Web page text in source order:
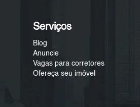
Serviços
Blog
Anuncie
Vagas para corretores
Ofereça seu imóvel